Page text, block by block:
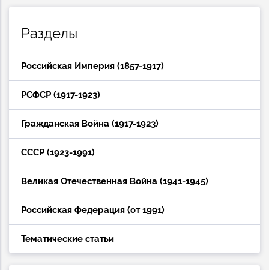
Разделы
Российская Империя (1857-1917)
РСФСР (1917-1923)
Гражданская Война (1917-1923)
СССР (1923-1991)
Великая Отечественная Война (1941-1945)
Российская Федерация (от 1991)
Тематические статьи